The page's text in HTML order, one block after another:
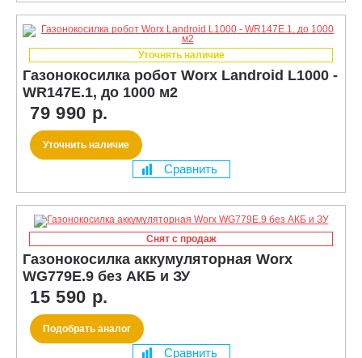
Уточнять наличие
Газонокосилка робот Worx Landroid L1000 -
WR147E.1, до 1000 м2
79 990 р.
Уточнить наличие
Сравнить
Снят с продаж
Газонокосилка аккумуляторная Worx
WG779E.9 без АКБ и ЗУ
15 590 р.
Подобрать аналог
Сравнить